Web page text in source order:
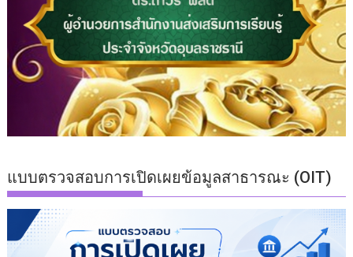
แบบตรวจสอบการเปิดเผยข้อมูลสาธารณะ (OIT)